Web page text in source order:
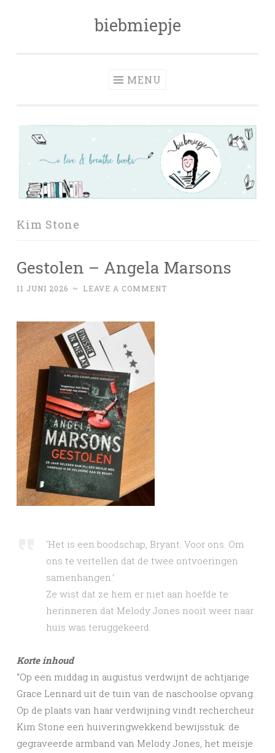
biebmiepje
MENU
Kim Stone
Gestolen – Angela Marsons
11 JUNI 2026 ~ LEAVE A COMMENT
‘Het is een boodschap, Bryant. Voor ons. Om
ons te vertellen dat de twee ontvoeringen
samenhangen.’
Ze wist dat ze hem er niet aan hoefde te
herinneren dat Melody Jones nooit weer naar
huis was teruggekeerd.
Korte inhoud
“Op een middag in augustus verdwijnt de achtjarige
Grace Lennard uit de tuin van de naschoolse opvang.
Op de plaats van haar verdwijning vindt rechercheur
Kim Stone een huiveringwekkend bewijsstuk: de
gegraveerde armband van Melody Jones, het meisje